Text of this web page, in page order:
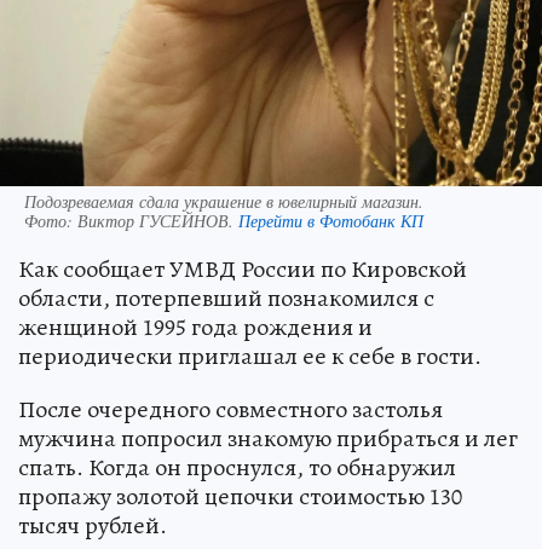
Подозреваемая сдала украшение в ювелирный магазин.
Фото: Виктор ГУСЕЙНОВ. Перейти в Фотобанк КП
Как сообщает УМВД России по Кировской
области, потерпевший познакомился с
женщиной 1995 года рождения и
периодически приглашал ее к себе в гости.
После очередного совместного застолья
мужчина попросил знакомую прибраться и лег
спать. Когда он проснулся, то обнаружил
пропажу золотой цепочки стоимостью 130
тысяч рублей.